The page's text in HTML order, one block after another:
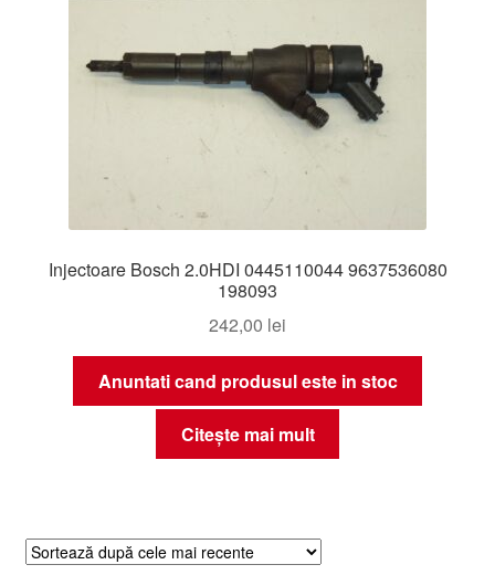
Injectoare Bosch 2.0HDI 0445110044 9637536080
198093
242,00 lei
Anuntati cand produsul este in stoc
Citește mai mult